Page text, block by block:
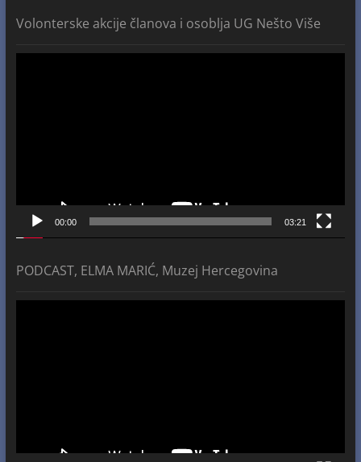
Volonterske akcije članova i osoblja UG Nešto Više
00:00 03:21
PODCAST, ELMA MARIĆ, Muzej Hercegovina